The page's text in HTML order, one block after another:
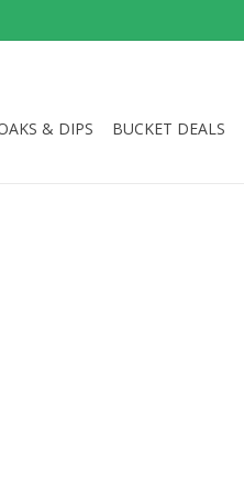
& DIPS BUCKET DEALS